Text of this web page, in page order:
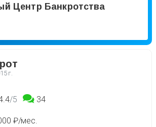
Центр Банкротства
г.
/5 34
₽/мес.